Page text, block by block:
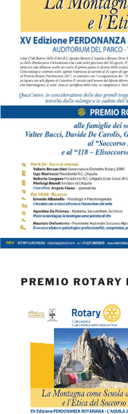
PREMIO